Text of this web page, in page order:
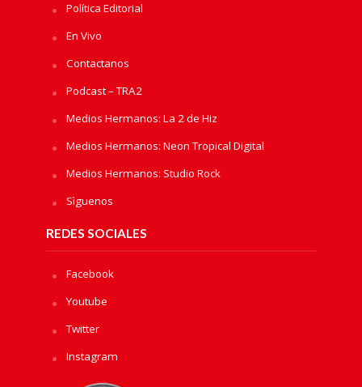
Política Editorial
En Vivo
Contactanos
Podcast – TRA2
Medios Hermanos: La 2 de Hiz
Medios Hermanos: Neon Tropical Digital
Medios Hermanos: Studio Rock
Sìguenos
REDES SOCIALES
Facebook
Youtube
Twitter
Instagram